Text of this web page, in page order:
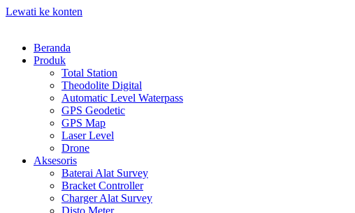
Lewati ke konten
Beranda
Produk
Total Station
Theodolite Digital
Automatic Level Waterpass
GPS Geodetic
GPS Map
Laser Level
Drone
Aksesoris
Baterai Alat Survey
Bracket Controller
Charger Alat Survey
Disto Meter